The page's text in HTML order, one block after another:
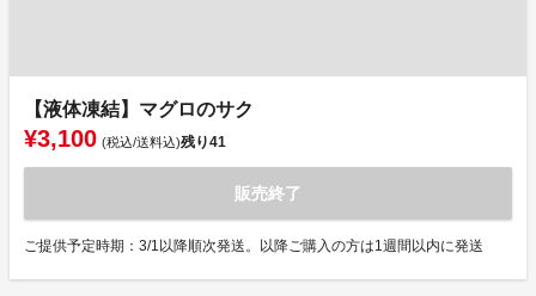
【液体凍結】マグロのサク
¥3,100 (税込/送料込)残り41
販売終了
ご提供予定時期：3/1以降順次発送。以降ご購入の方は1週間以内に発送